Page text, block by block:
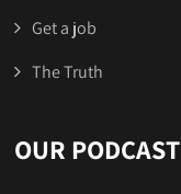
Get a job
The Truth
OUR PODCAST